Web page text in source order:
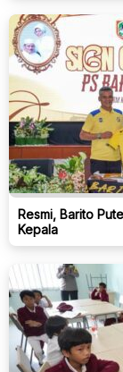
Resmi, Barito
Kepala